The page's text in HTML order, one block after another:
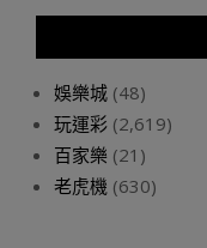
娛樂城 (48)
玩運彩 (2,619)
百家樂 (21)
老虎機 (630)